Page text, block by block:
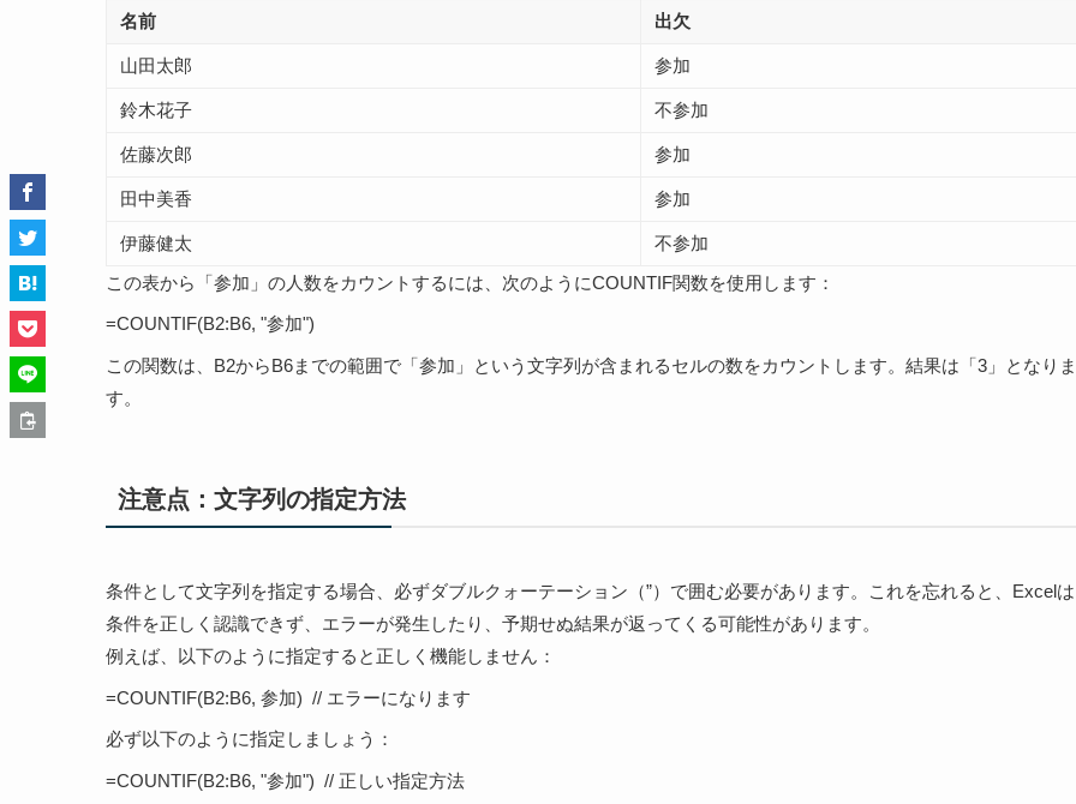
名前
出欠
山田太郎 参加
鈴木花子 不参加
佐藤次郎 参加
田中美香 参加
伊藤健太
不参加
この表から「参加」の人数をカウントするには、次のようにCOUNTIF関数を使用します：
=COUNTIF(B2:B6, "参加")
この関数は、B2からB6までの範囲で「参加」という文字列が含まれるセルの数をカウントします。結果は「3」となりま
す。
注意点：文字列の指定方法
条件として文字列を指定する場合、必ずダブルクォーテーション（”）で囲む必要があります。これを忘れると、Excelは
条件を正しく認識できず、エラーが発生したり、予期せぬ結果が返ってくる可能性があります。
例えば、以下のように指定すると正しく機能しません：
=COUNTIF(B2:B6, 参加)  // エラーになります
必ず以下のように指定しましょう：
=COUNTIF(B2:B6, "参加")  // 正しい指定方法